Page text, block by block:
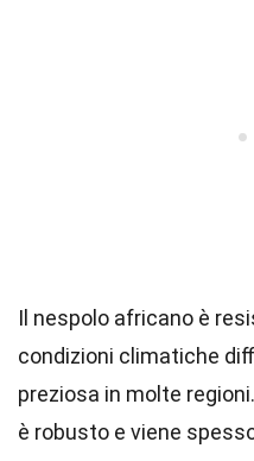
Il nespolo africano è
condizioni climatiche
preziosa in molte
è robusto e viene